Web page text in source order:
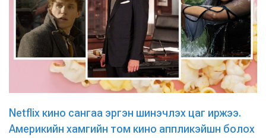
Netflix кино сангаа эргэн шинэчлэх цаг иржээ.
Америкийн хамгийн том кино аппликэйшн болох